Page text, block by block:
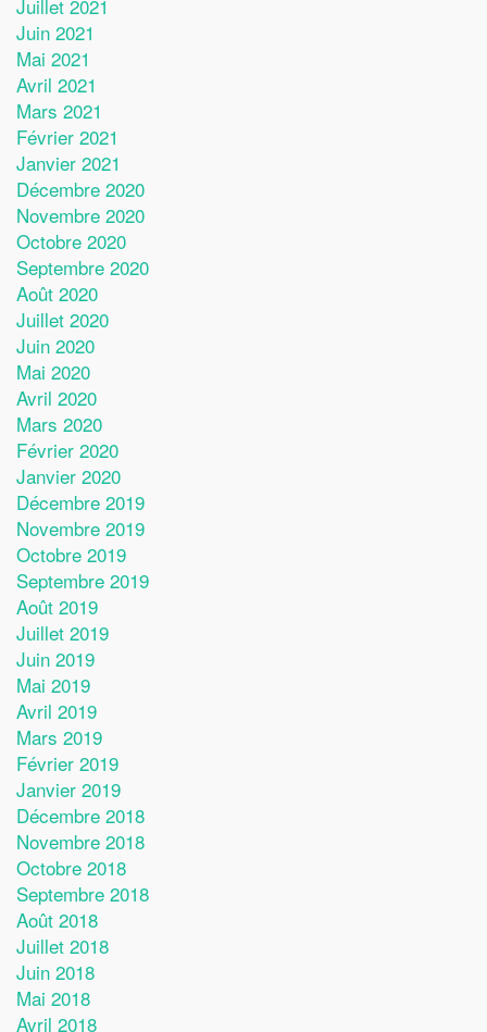
Juillet 2021
Juin 2021
Mai 2021
Avril 2021
Mars 2021
Février 2021
Janvier 2021
Décembre 2020
Novembre 2020
Octobre 2020
Septembre 2020
Août 2020
Juillet 2020
Juin 2020
Mai 2020
Avril 2020
Mars 2020
Février 2020
Janvier 2020
Décembre 2019
Novembre 2019
Octobre 2019
Septembre 2019
Août 2019
Juillet 2019
Juin 2019
Mai 2019
Avril 2019
Mars 2019
Février 2019
Janvier 2019
Décembre 2018
Novembre 2018
Octobre 2018
Septembre 2018
Août 2018
Juillet 2018
Juin 2018
Mai 2018
Avril 2018